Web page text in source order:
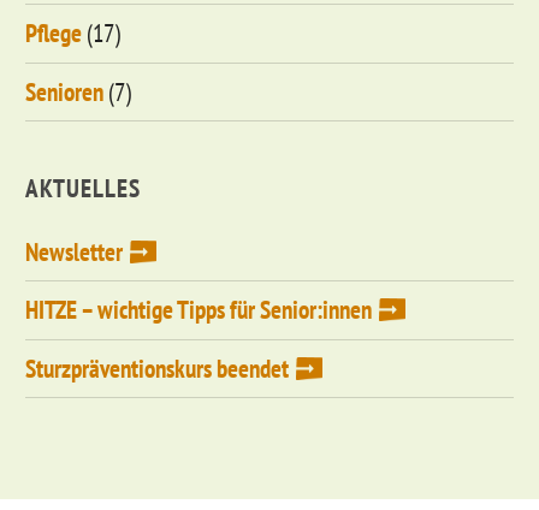
Pflege(17)
Senioren(7)
AKTUELLES
Newsletter
HITZE – wichtige Tipps für Senior:innen
Sturzpräventionskurs beendet